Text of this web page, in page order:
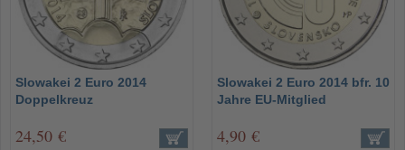
Slowakei 2 Euro 2014
Doppelkreuz
24,50 €
Slowakei 2 Euro 2014 bfr. 10
Jahre EU-Mitglied
4,90 €